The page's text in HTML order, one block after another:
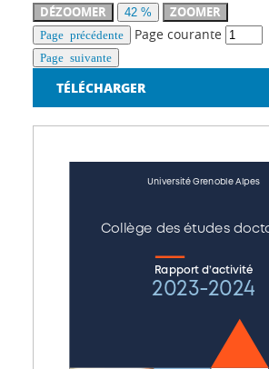
DÉZOOMER 42 % ZOOMER
Page précédente Page courante
Page suivante
TÉLÉCHARGER